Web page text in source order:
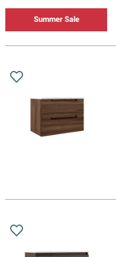
Summer Sale